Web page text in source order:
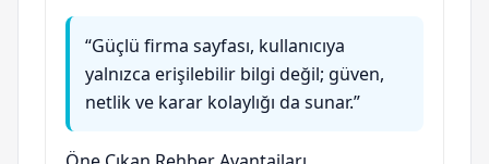
“Güçlü firma sayfası, kullanıcıya
yalnızca erişilebilir bilgi değil; güven,
netlik ve karar kolaylığı da sunar.”